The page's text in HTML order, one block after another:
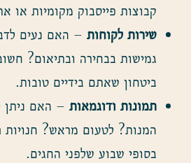
קבוצות פייסבוק מקומיות או
שירות לקוחות– האם נעים
גמישות בבחירה ובתיאום?
ביטחון שאתם בידיים טובות.
תמונות ודוגמאות– האם ניתן
המנות? לטעום מראש? חנויות
בסופי שבוע שלפני החגים.